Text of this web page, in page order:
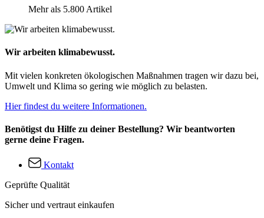
Mehr als 5.800 Artikel
Wir arbeiten klimabewusst.
Mit vielen konkreten ökologischen Maßnahmen tragen wir dazu bei,
Umwelt und Klima so gering wie möglich zu belasten.
Hier findest du weitere Informationen.
Benötigst du Hilfe zu deiner Bestellung? Wir beantworten
gerne deine Fragen.
Kontakt
Geprüfte Qualität
Sicher und vertraut einkaufen